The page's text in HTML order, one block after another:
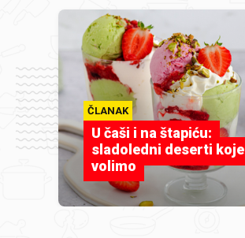
ČLANAK
U čaši i na štapiću:
sladoledni deserti koje
volimo